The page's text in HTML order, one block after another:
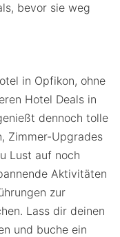
bevor sie weg
in Opfikon, ohne
Hotel Deals in
dennoch tolle
Zimmer-Upgrades
Lust auf noch
Aktivitäten
zur
Lass dir deinen
und buche ein